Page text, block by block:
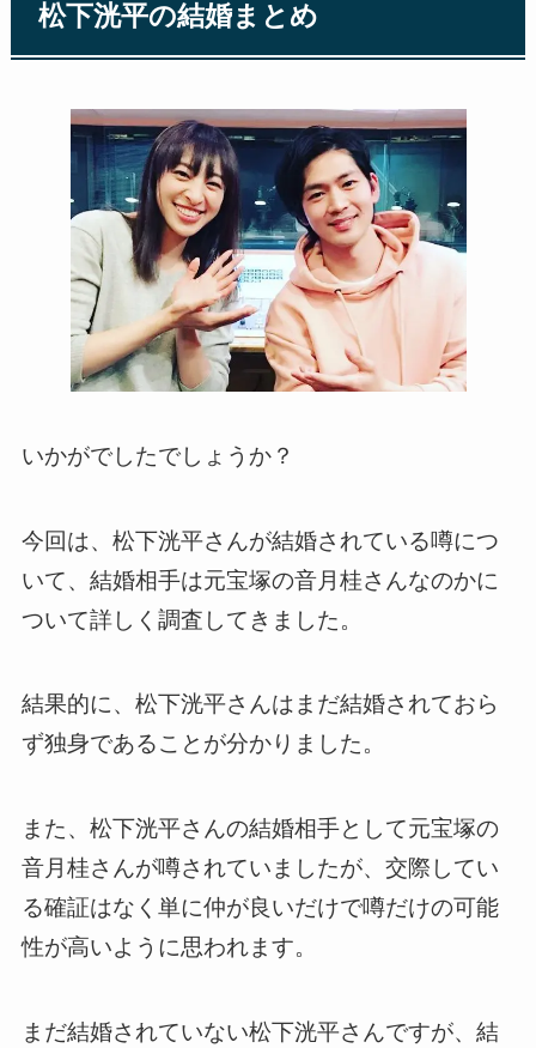
松下洸平の結婚まとめ
いかがでしたでしょうか？
今回は、松下洸平さんが結婚されている噂につ
いて、結婚相手は元宝塚の音月桂さんなのかに
ついて詳しく調査してきました。
結果的に、松下洸平さんはまだ結婚されておら
ず独身であることが分かりました。
また、松下洸平さんの結婚相手として元宝塚の
音月桂さんが噂されていましたが、交際してい
る確証はなく単に仲が良いだけで噂だけの可能
性が高いように思われます。
まだ結婚されていない松下洸平さんですが、結